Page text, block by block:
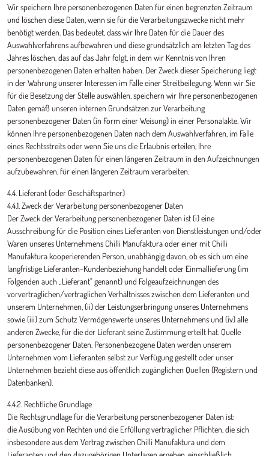
Wir speichern Ihre personenbezogenen Daten für einen begrenzten Zeitraum
und löschen diese Daten, wenn sie für die Verarbeitungszwecke nicht mehr
benötigt werden. Das bedeutet, dass wir Ihre Daten für die Dauer des
Auswahlverfahrens aufbewahren und diese grundsätzlich am letzten Tag des
Jahres löschen, das auf das Jahr folgt, in dem wir Kenntnis von Ihren
personenbezogenen Daten erhalten haben. Der Zweck dieser Speicherung liegt
in der Wahrung unserer Interessen im Falle einer Streitbeilegung. Wenn wir Sie
für die Besetzung der Stelle auswählen, speichern wir Ihre personenbezogenen
Daten gemäß unseren internen Grundsätzen zur Verarbeitung
personenbezogener Daten (in Form einer Weisung) in einer Personalakte. Wir
können Ihre personenbezogenen Daten nach dem Auswahlverfahren, im Falle
eines Rechtsstreits oder wenn Sie uns die Erlaubnis erteilen, Ihre
personenbezogenen Daten für einen längeren Zeitraum in den Aufzeichnungen
aufzubewahren, für einen längeren Zeitraum verarbeiten.
4.4. Lieferant (oder Geschäftspartner)
4.4.1. Zweck der Verarbeitung personenbezogener Daten
Der Zweck der Verarbeitung personenbezogener Daten ist (i) eine
Ausschreibung für die Position eines Lieferanten von Dienstleistungen und/oder
Waren unseres Unternehmens Chilli Manufaktura oder einer mit Chilli
Manufaktura kooperierenden Person, unabhängig davon, ob es sich um eine
langfristige Lieferanten-Kundenbeziehung handelt oder Einmallieferung (im
Folgenden auch „Lieferant" genannt) und Folgeaufzeichnungen des
vorvertraglichen/vertraglichen Verhältnisses zwischen dem Lieferanten und
unserem Unternehmen, (ii) der Leistungserbringung unseres Unternehmens
sowie (iii) zum Schutz Vermögenswerte unseres Unternehmens und (iv) alle
anderen Zwecke, für die der Lieferant seine Zustimmung erteilt hat. Quelle
personenbezogener Daten. Personenbezogene Daten werden unserem
Unternehmen vom Lieferanten selbst zur Verfügung gestellt oder unser
Unternehmen bezieht diese aus öffentlich zugänglichen Quellen (Registern und
Datenbanken).
4.4.2. Rechtliche Grundlage
Die Rechtsgrundlage für die Verarbeitung personenbezogener Daten ist:
die Ausübung von Rechten und die Erfüllung vertraglicher Pflichten, die sich
insbesondere aus dem Vertrag zwischen Chilli Manufaktura und dem